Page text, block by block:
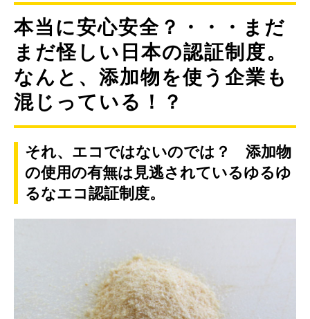
本当に安心安全？・・・まだ
まだ怪しい日本の認証制度。
なんと、添加物を使う企業も
混じっている！？
それ、エコではないのでは？ 添加物
の使用の有無は見逃されているゆるゆ
るなエコ認証制度。